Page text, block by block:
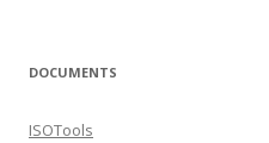
DOCUMENTS
ISOTools